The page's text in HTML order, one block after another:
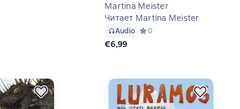
рейтинг 0 на основе 0 оценокder Brückenpfade, Band 1
(Ungekürzt)
Martina Meister
Читает Martina Meister
Audio Средний рейтинг 0 на
0
€6,99